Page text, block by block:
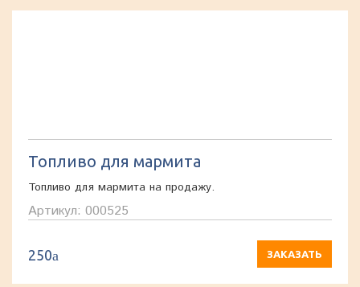
Топливо для мармита
Топливо для мармита на продажу.
Артикул: 000525
250a ЗАКАЗАТЬ